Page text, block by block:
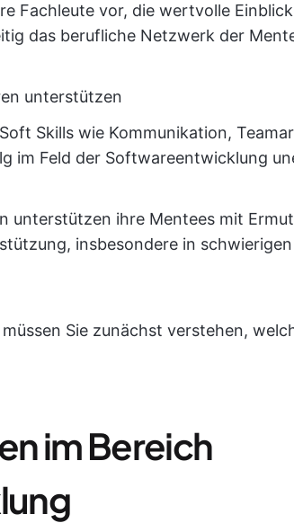
Fachleute vor, die wertvolle
das berufliche Netzwerk der
unterstützen
Skills wie Kommunikation,
im Feld der Softwareentwicklung
unterstützen ihre Mentees mit
insbesondere in schwierigen
Sie zunächst verstehen,
im Bereich